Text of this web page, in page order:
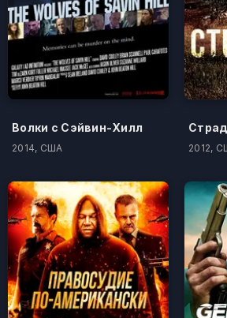
Волки с Сэйвин-Хилл
2014, США 2012,